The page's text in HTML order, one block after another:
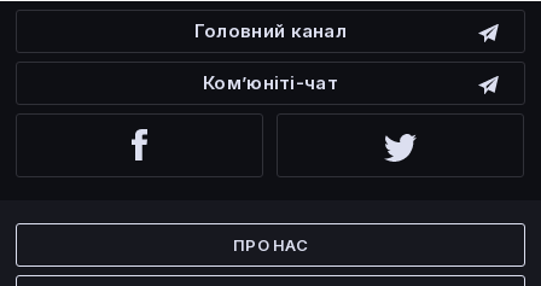
Головний канал
Ком’юніті-чат
ПРО НАС